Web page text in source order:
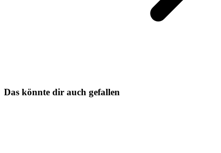
Das könnte dir auch gefallen